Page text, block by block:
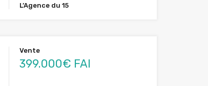
L’Agence du 15
Vente
399.000€ FAI